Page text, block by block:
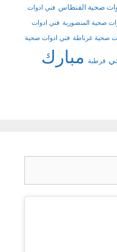
صحية الفنطاس فني ادوات
صحية المنصورية فني ادوات
صحية غرناطة فني ادوات صحية
قرطبة مبارك